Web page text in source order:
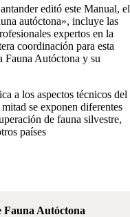
editó este Manual, el
autóctona», incluye las
expertos en la
coordinación para esta
Fauna Autóctona y su
a los aspectos técnicos del
se exponen diferentes
de fauna silvestre,
países
Fauna Autóctona